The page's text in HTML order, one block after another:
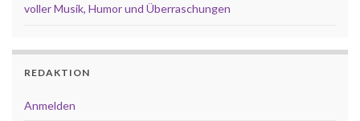
voller Musik, Humor und Überraschungen
REDAKTION
Anmelden